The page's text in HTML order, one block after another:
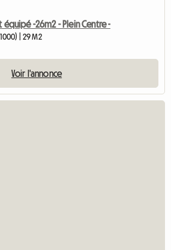
équipé -26m2 - Plein Centre -
| 29 M2
Voir l'annonce